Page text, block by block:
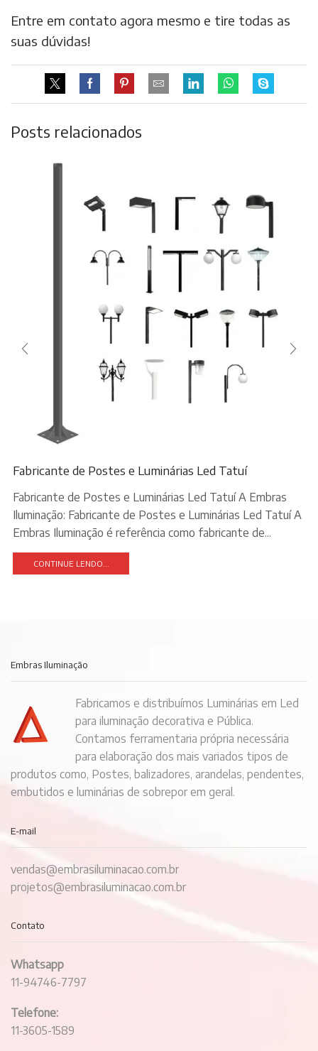
Entre em contato agora mesmo e tire todas as
suas dúvidas!
Posts relacionados
Fabricante de Postes e Luminárias Led Tatuí
Fabricante de Postes e Luminárias Led Tatuí A Embras
Iluminação: Fabricante de Postes e Luminárias Led Tatuí A
Embras Iluminação é referência como fabricante de...
CONTINUE LENDO...
Embras Iluminação
Fabricamos e distribuímos Luminárias em Led
para iluminação decorativa e Pública.
Contamos ferramentaria própria necessária
para elaboração dos mais variados tipos de
produtos como, Postes, balizadores, arandelas, pendentes,
embutidos e luminárias de sobrepor em geral.
E-mail
vendas@embrasiluminacao.com.br
projetos@embrasiluminacao.com.br
Contato
Whatsapp
11-94746-7797
Telefone:
11-3605-1589